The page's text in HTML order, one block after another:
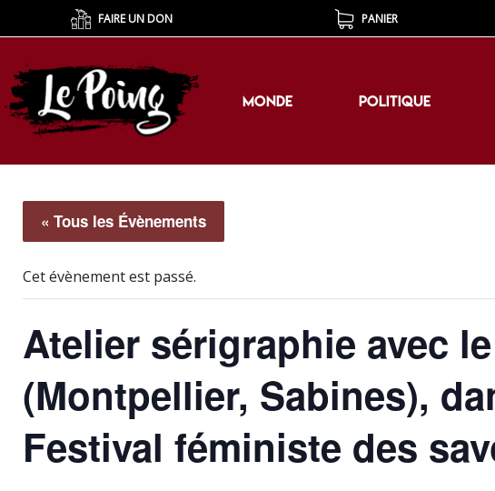
FAIRE UN DON PANIER
MONDE POLITIQUE
MONDE POLITIQUE
« Tous les Évènements
Cet évènement est passé.
Atelier sérigraphie avec
(Montpellier, Sabines),
Festival féministe des